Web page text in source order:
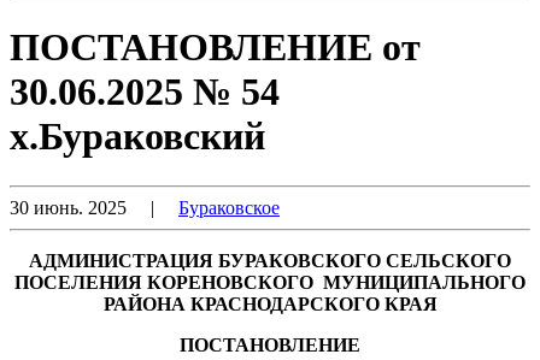
ПОСТАНОВЛЕНИЕ от
30.06.2025 № 54
х.Бураковский
30 июнь. 2025 | Бураковское
АДМИНИСТРАЦИЯ БУРАКОВСКОГО СЕЛЬСКОГО
ПОСЕЛЕНИЯ КОРЕНОВСКОГО МУНИЦИПАЛЬНОГО
РАЙОНА КРАСНОДАРСКОГО КРАЯ
ПОСТАНОВЛЕНИЕ